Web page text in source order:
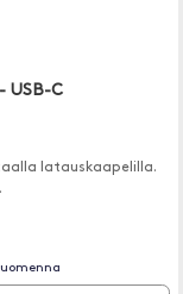
USB-C
latauskaapelilla.